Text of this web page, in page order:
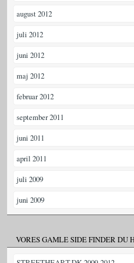
august 2012
juli 2012
juni 2012
maj 2012
februar 2012
september 2011
juni 2011
april 2011
juli 2009
juni 2009
VORES GAMLE SIDE FINDER DU